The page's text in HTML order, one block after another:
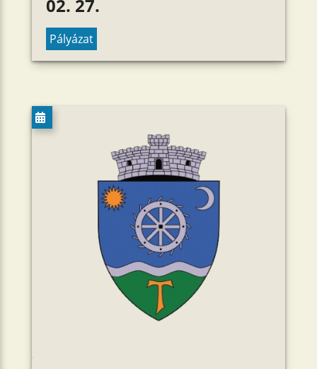
02. 27.
Pályázat